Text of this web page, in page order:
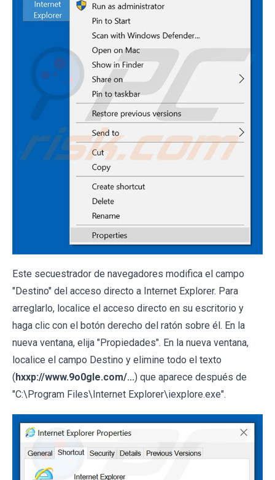
Este secuestrador de navegadores modifica el campo
"Destino" del acceso directo a Internet Explorer. Para
arreglarlo, localice el acceso directo en su escritorio y
haga clic con el botón derecho del ratón sobre él. En la
nueva ventana, elija "Propiedades". En la nueva ventana,
localice el campo Destino y elimine todo el texto
(hxxp://www.9o0gle.com/...) que aparece después de
"C:\Program Files\Internet Explorer\iexplore.exe".